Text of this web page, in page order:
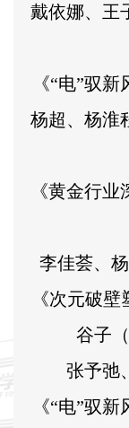
戴依娜、王
《“电”驭
杨超、杨淮
《黄金行
李佳荟、
《次元破
谷子
张予弛
《“电”驭